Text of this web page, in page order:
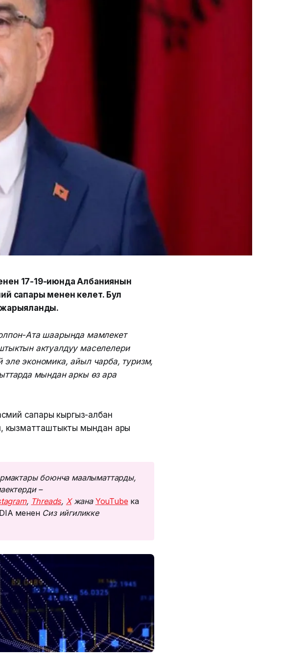
17-19-июнда Албаниянын
сапары менен келет. Бул
жарыяланды.
Ата шаарында мамлекет
актуалдуу маселелери
экономика, айыл чарба, туризм,
мындан аркы өз ара
сапары кыргыз-албан
кызматташтыкты мындан ары
боюнча маалыматтарды,
–
, Threads, Х жана YouTube ка
менен Сиз ийгиликке